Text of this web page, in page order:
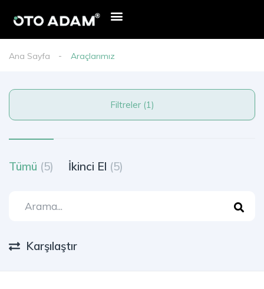
Ana Sayfa Araçlarımız
Filtreler (1)
Tümü (5) İkinci El (5)
Karşılaştır